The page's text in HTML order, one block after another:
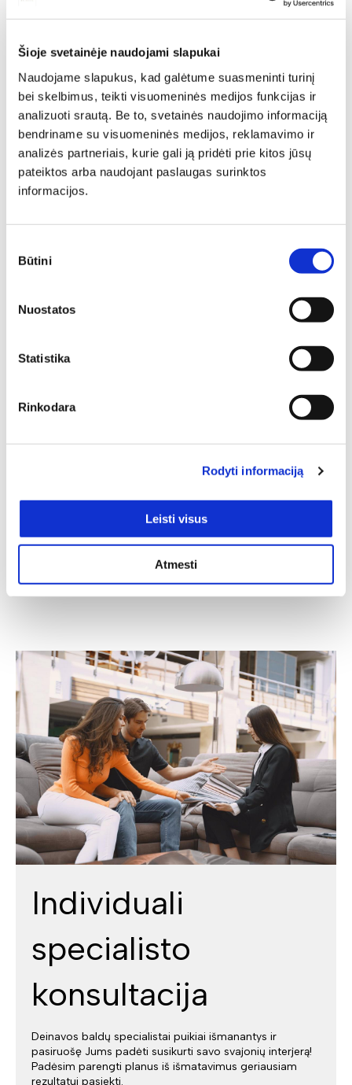
Šioje svetainėje naudojami slapukai
Naudojame slapukus, kad galėtume suasmeninti turinį
bei skelbimus, teikti visuomeninės medijos funkcijas ir
analizuoti srautą. Be to, svetainės naudojimo informaciją
bendriname su visuomeninės medijos, reklamavimo ir
analizės partneriais, kurie gali ją pridėti prie kitos jūsų
pateiktos arba naudojant paslaugas surinktos
informacijos.
pasirinkimas
Būtini
Nuostatos
Statistika
Rinkodara
Rodyti informaciją
Leisti visus
Atmesti
Spinta FLORENCJA FL-2D
Ilgis: 124 cm, Gylis: 65 cm,
Yra kelių spalvų
1997,00 €1697,45 €
Spinta KAMA 70
Ilgis: 80 cm, Gylis: 50 cm,
208,00 €176,80 €
Aukštis: 210 cm
Individuali
specialisto
konsultacija
Deinavos baldų specialistai puikiai išmanantys ir
pasiruošę Jums padėti susikurti savo svajonių interjerą!
Padėsim parengti planus iš išmatavimus geriausiam
rezultatui pasiekti.